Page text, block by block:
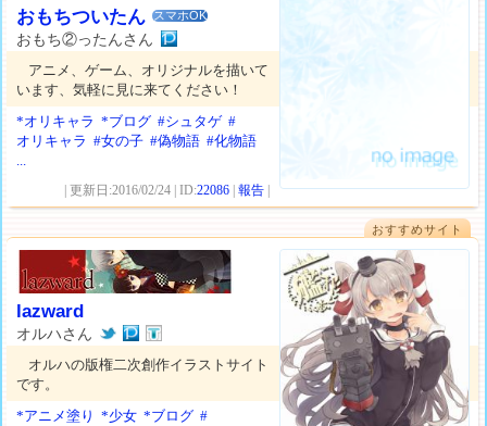
おもちついたん スマホOK
おもち②ったんさん
アニメ、ゲーム、オリジナルを描いて
います、気軽に見に来てください！
*オリキャラ *ブログ #シュタゲ #
オリキャラ #女の子 #偽物語 #化物語
...
| 更新日:2016/02/24 | ID:22086 |報告
おすすめサイト
lazward
オルハさん
オルハの版権二次創作イラストサイト
です。
*アニメ塗り
*少女 *ブログ #